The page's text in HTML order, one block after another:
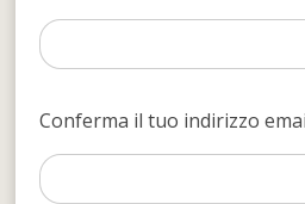
Conferma il tuo indirizzo